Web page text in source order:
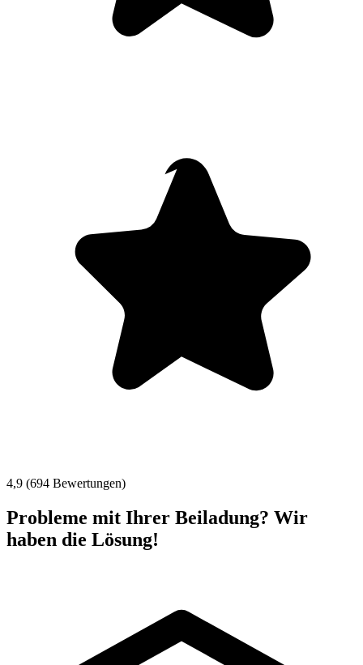
4,9 (694 Bewertungen)
Probleme mit Ihrer Beiladung? Wir
haben die Lösung!